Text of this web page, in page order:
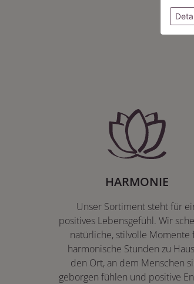
HARMONIE
Unser Sortiment steht für
positives Lebensgefühl. Wir
natürliche, stilvolle Momente
harmonische Stunden zu
den Ort, an dem Menschen
geborgen fühlen und positive